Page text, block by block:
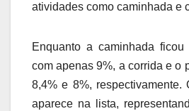
atividades como caminhada e
Enquanto a caminhada
com apenas 9%, a corrida e o
8,4% e 8%, respectivamente.
aparece na lista,